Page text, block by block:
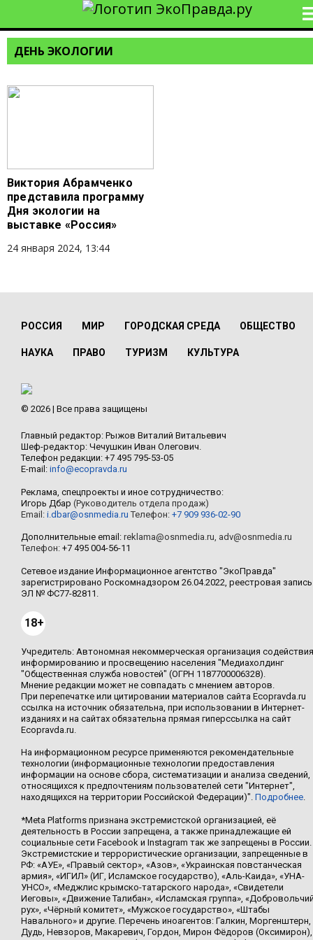
ДЕНЬ ЭКОЛОГИИ
Виктория Абрамченко
представила программу
Дня экологии на
выставке «Россия»
24 января 2024, 13:44
РОССИЯ МИР ГОРОДСКАЯ СРЕДА ОБЩЕСТВО
НАУКА ПРАВО ТУРИЗМ КУЛЬТУРА
© 2026 | Все права защищены
Главный редактор: Рыжов Виталий Витальевич
Шеф-редактор: Чечушкин Иван Олегович.
Телефон редакции: +7 495 795-53-05
E-mail: info@ecopravda.ru
Реклама, спецпроекты и иное сотрудничество:
Игорь Дбар (Руководитель отдела продаж)
Email: i.dbar@osnmedia.ru Телефон: +7 909 936-02-90
Дополнительные email: reklama@osnmedia.ru, adv@osnmedia.ru
Телефон: +7 495 004-56-11
Сетевое издание Информационное агентство "ЭкоПравда"
зарегистрировано Роскомнадзором 26.04.2022, реестровая запись
ЭЛ № ФС77-82811.
18+
Учредитель: Автономная некоммерческая организация содействия
информированию и просвещению населения "Медиахолдинг
"Общественная служба новостей" (ОГРН 1187700006328).
Мнение редакции может не совпадать с мнением авторов.
При перепечатке или цитировании материалов сайта Ecopravda.ru
ссылка на источник обязательна, при использовании в Интернет-
изданиях и на сайтах обязательна прямая гиперссылка на сайт
Ecopravda.ru.
На информационном ресурсе применяются рекомендательные
технологии (информационные технологии предоставления
информации на основе сбора, систематизации и анализа сведений,
относящихся к предпочтениям пользователей сети "Интернет",
находящихся на территории Российской Федерации)". Подробнее.
*Meta Platforms признана экстремистской организацией, её
деятельность в России запрещена, а также принадлежащие ей
социальные сети Facebook и Instagram так же запрещены в России.
Экстремистские и террористические организации, запрещенные в
РФ: «АУЕ», «Правый сектор», «Азов», «Украинская повстанческая
армия», «ИГИЛ» (ИГ, Исламское государство), «Аль-Каида», «УНА-
УНСО», «Меджлис крымско-татарского народа», «Свидетели
Иеговы», «Движение Талибан», «Исламская группа»,
рух», «Чёрный комитет», «Мужское государство», «Штабы
Навального» и другие. Перечень иноагентов: Галкин, Моргенштерн,
Дудь, Невзоров, Макаревич, Гордон, Мирон Фёдоров (Оксимирон),